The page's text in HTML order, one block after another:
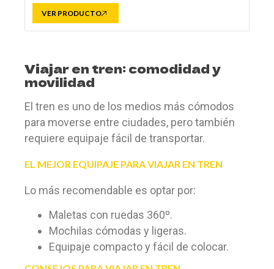
VER PRODUCTO
Viajar en tren: comodidad y
movilidad
El tren es uno de los medios más cómodos
para moverse entre ciudades, pero también
requiere equipaje fácil de transportar.
EL MEJOR EQUIPAJE PARA VIAJAR EN TREN
Lo más recomendable es optar por:
Maletas con ruedas 360º.
Mochilas cómodas y ligeras.
Equipaje compacto y fácil de colocar.